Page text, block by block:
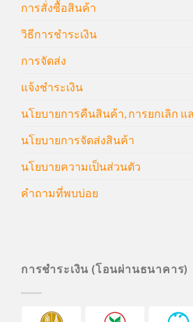
การสั่งซื้อสินค้า
วิธีการชำระเงิน
การจัดส่ง
แจ้งชำระเงิน
นโยบายการคืนสินค้า, การยกเลิก แ
นโยบายการจัดส่งสินค้า
นโยบายความเป็นส่วนตัว
คำถามที่พบบ่อย
การชำระเงิน (โอนผ่านธนาคาร)